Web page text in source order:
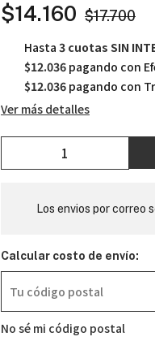
$14.160 $17.700
Hasta 3 cuotas SIN
$12.036 pagando con
$12.036 pagando con
Ver más detalles
Los envios por correo
Calcular costo de envío:
No sé mi código postal